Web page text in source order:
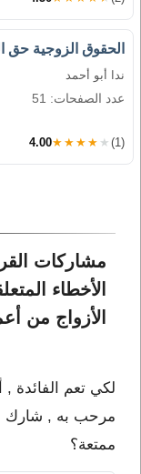
الحقوق الزوجية حق
ندا أبو أحمد
عدد الصفحات: 51
4.00★★★★★ (1)
الأخطاء
الأزواج من
لكي تعم الفائدة ,
مرحب به , شارك
ممتعة؟